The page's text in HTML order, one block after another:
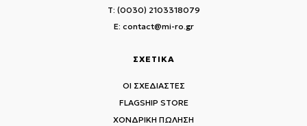
T: (0030) 2103318079
E: contact@mi-ro.gr
ΣΧΕΤΙΚΑ
ΟΙ ΣΧΕΔΙΑΣΤΕΣ
FLAGSHIP STORE
ΧΟΝΔΡΙΚΗ ΠΩΛΗΣΗ